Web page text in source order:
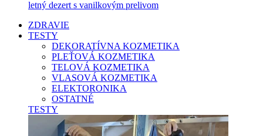
letný dezert s vanilkovým prelivom
ZDRAVIE
TESTY
DEKORATÍVNA KOZMETIKA
PLEŤOVÁ KOZMETIKA
TELOVÁ KOZMETIKA
VLASOVÁ KOZMETIKA
ELEKTORONIKA
OSTATNÉ
TESTY